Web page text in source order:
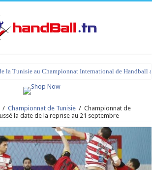
la Tunisie au Championnat International de Handball
Hammamet 2023 : programme et liste des joueurs
/ Championnat de Tunisie / Championnat de
la date de la reprise au 21 septembre